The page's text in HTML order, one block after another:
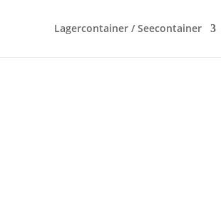
Lagercontainer / Seecontainer